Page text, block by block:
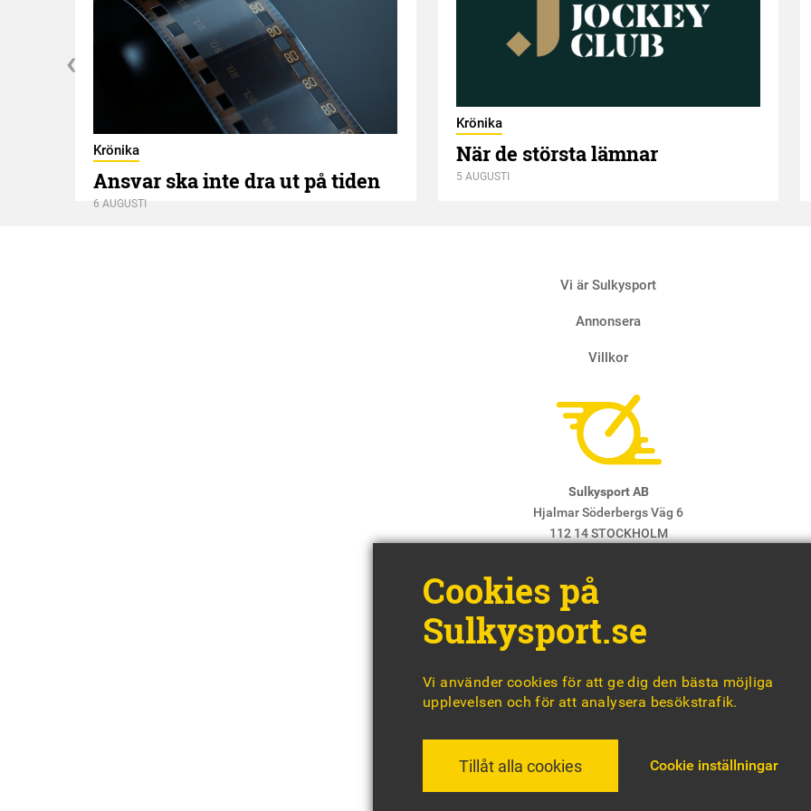
Krönika
Ansvar ska inte dra ut på tiden
6 AUGUSTI
Krönika
När de största lämnar
5 AUGUSTI
Vi är Sulkysport
Annonsera
Villkor
Sulkysport AB
Hjalmar Söderbergs Väg 6
112 14 STOCKHOLM
Chefredaktör & ansvarig utgivare:
Cookies på
Sulkysport.se
Vi använder cookies för att ge dig den bästa möjliga
upplevelsen och för att analysera besökstrafik.
Tillåt alla cookies Cookie inställningar